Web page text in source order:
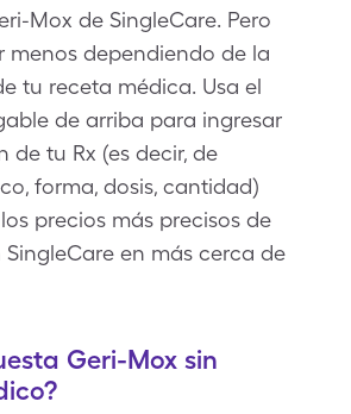
Mox de SingleCare. Pero
menos dependiendo de la
tu receta médica. Usa el
de arriba para ingresar
de tu Rx (es decir, de
forma, dosis, cantidad)
precios más precisos de
en más cerca de
Geri-Mox sin